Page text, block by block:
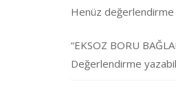
Henüz değerlendirme
“EKSOZ BORU
Değerlendirme